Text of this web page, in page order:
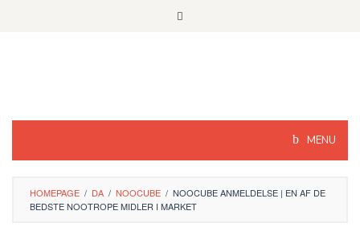
MENU
HOMEPAGE / DA / NOOCUBE / NOOCUBE ANMELDELSE | EN AF DE
BEDSTE NOOTROPE MIDLER I MARKET